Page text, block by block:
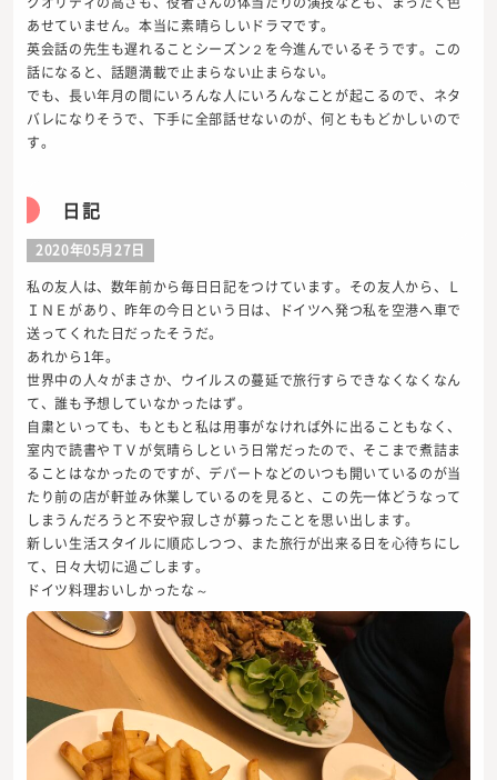
あせていません。本当に素晴らしいドラマです。
英会話の先生も遅れることシーズン２を今進んでいるそうです。この
話になると、話題満載で止まらない止まらない。
でも、長い年月の間にいろんな人にいろんなことが起こるので、ネタ
バレになりそうで、下手に全部話せないのが、何とももどかしいので
す。
日記
2020年05月27日
私の友人は、数年前から毎日日記をつけています。その友人から、Ｌ
ＩＮＥがあり、昨年の今日という日は、ドイツへ発つ私を空港へ車で
送ってくれた日だったそうだ。
あれから1年。
世界中の人々がまさか、ウイルスの蔓延で旅行すらできなくなくなん
て、誰も予想していなかったはず。
自粛といっても、もともと私は用事がなければ外に出ることもなく、
室内で読書やＴＶが気晴らしという日常だったので、そこまで煮詰ま
ることはなかったのですが、デパートなどのいつも開いているのが当
たり前の店が軒並み休業しているのを見ると、この先一体どうなって
しまうんだろうと不安や寂しさが募ったことを思い出します。
新しい生活スタイルに順応しつつ、また旅行が出来る日を心待ちにし
て、日々大切に過ごします。
ドイツ料理おいしかったな～